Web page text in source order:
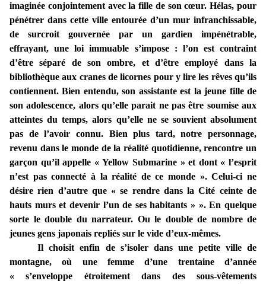
imaginée conjointement avec la fille de son cœur. Hélas, pour
pénétrer dans cette ville entourée d’un mur infranchissable,
de surcroit gouvernée par un gardien impénétrable,
effrayant, une loi immuable s’impose : l’on est contraint
d’être séparé de son ombre, et d’être employé dans la
bibliothèque aux cranes de licornes pour y lire les rêves qu’ils
contiennent. Bien entendu, son assistante est la jeune fille de
son adolescence, alors qu’elle parait ne pas être soumise aux
atteintes du temps, alors qu’elle ne se souvient absolument
pas de l’avoir connu. Bien plus tard, notre personnage,
revenu dans le monde de la réalité quotidienne, rencontre un
garçon qu’il appelle « Yellow Submarine » et dont « l’esprit
n’est pas connecté à la réalité de ce monde ». Celui-ci ne
désire rien d’autre que « se rendre dans la Cité ceinte de
hauts murs et devenir l’un de ses habitants » ». En quelque
sorte le double du narrateur. Ou le double de nombre de
jeunes gens japonais repliés sur le vide d’eux-mêmes.
Il choisit enfin de s’isoler dans une petite ville de
montagne, où une femme d’une trentaine d’année
« s’enveloppe étroitement dans des sous-vêtements